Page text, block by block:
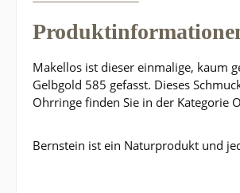
Makellos ist dieser einmalige, kaum
Gelbgold 585 gefasst. Dieses
Ohrringe finden Sie in der Kategorie
Bernstein ist ein Naturprodukt und